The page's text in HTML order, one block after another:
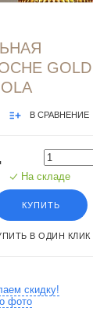
В СРАВНЕНИЕ
На складе
КУПИТЬ
В ОДИН КЛИК
скидку!
фото